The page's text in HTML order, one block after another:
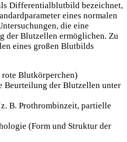
Differentialblutbild bezeichnet,
eines normalen
die eine
der Blutzellen ermöglichen. Zu
eines großen Blutbilds
Blutkörperchen)
Beurteilung der Blutzellen unter
B. Prothrombinzeit, partielle
(Form und Struktur der